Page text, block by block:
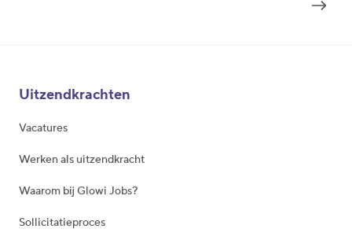
meer dan 9.500 medewerkers, herbevestigd als Great
Place To Work© en erkend om zijn onderscheidende
Uitzendkrachten
Vacatures
Werken als uitzendkracht
Waarom bij Glowi Jobs?
Sollicitatieproces